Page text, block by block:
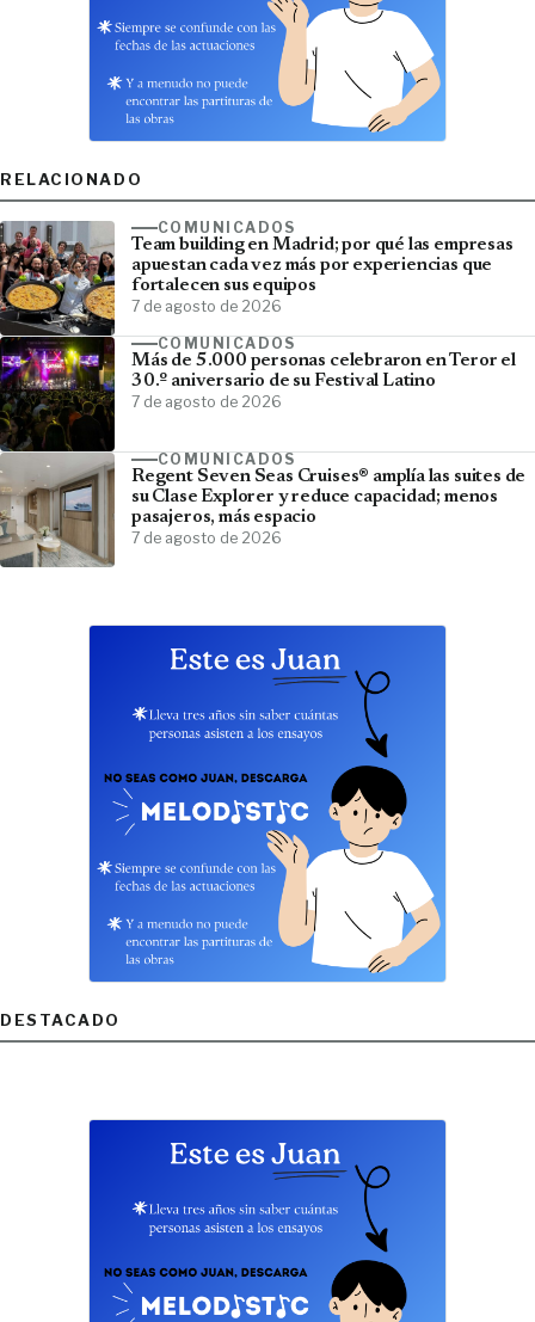
RELACIONADO
COMUNICADOS
Team building en Madrid; por qué las empresas
apuestan cada vez más por experiencias que
fortalecen sus equipos
7 de agosto de 2026
COMUNICADOS
Más de 5.000 personas celebraron en Teror el
30.º aniversario de su Festival Latino
7 de agosto de 2026
COMUNICADOS
Regent Seven Seas Cruises® amplía las suites de
su Clase Explorer y reduce capacidad; menos
pasajeros, más espacio
7 de agosto de 2026
DESTACADO